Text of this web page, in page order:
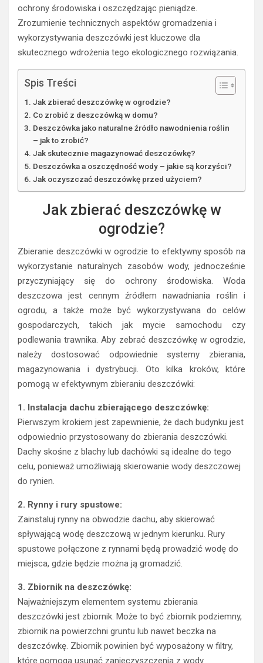
ochrony środowiska i oszczędzając pieniądze.
Zrozumienie technicznych aspektów gromadzenia i
wykorzystywania deszczówki jest kluczowe dla
skutecznego wdrożenia tego ekologicznego rozwiązania.
Spis Treści
Jak zbierać deszczówkę w ogrodzie?
Co zrobić z deszczówką w domu?
Deszczówka jako naturalne źródło nawodnienia roślin
– jak to zrobić?
Jak skutecznie magazynować deszczówkę?
Deszczówka a oszczędność wody – jakie są korzyści?
Jak oczyszczać deszczówkę przed użyciem?
Jak zbierać deszczówkę w
ogrodzie?
Zbieranie deszczówki w ogrodzie to efektywny sposób na
wykorzystanie naturalnych zasobów wody, jednocześnie
przyczyniający się do ochrony środowiska. Woda
deszczowa jest cennym źródłem nawadniania roślin i
ogrodu, a także może być wykorzystywana do celów
gospodarczych, takich jak mycie samochodu czy
podlewania trawnika. Aby zebrać deszczówkę w ogrodzie,
należy dostosować odpowiednie systemy zbierania,
magazynowania i dystrybucji. Oto kilka kroków, które
pomogą w efektywnym zbieraniu deszczówki:
1. Instalacja dachu zbierającego deszczówkę:
Pierwszym krokiem jest zapewnienie, że dach budynku jest
odpowiednio przystosowany do zbierania deszczówki.
Dachy skośne z blachy lub dachówki są idealne do tego
celu, ponieważ umożliwiają skierowanie wody deszczowej
do rynien.
2. Rynny i rury spustowe:
Zainstaluj rynny na obwodzie dachu, aby skierować
spływającą wodę deszczową w jednym kierunku. Rury
spustowe połączone z rynnami będą prowadzić wodę do
miejsca, gdzie będzie można ją gromadzić.
3. Zbiornik na deszczówkę:
Najważniejszym elementem systemu zbierania
deszczówki jest zbiornik. Może to być zbiornik podziemny,
zbiornik na powierzchni gruntu lub nawet beczka na
deszczówkę. Zbiornik powinien być wyposażony w filtry,